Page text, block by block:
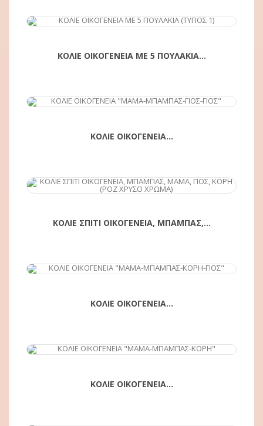
ΑΓΟΡΆ
ΚΟΛΙΕ ΟΙΚΟΓΕΝΕΙΑ ΜΕ 5 ΠΟΥΛΑΚΙΑ...
ΑΓΟΡΆ
ΚΟΛΙΕ ΟΙΚΟΓΕΝΕΙΑ...
ΑΓΟΡΆ
ΚΟΛΙΕ ΣΠΙΤΙ ΟΙΚΟΓΕΝΕΙΑ, ΜΠΑΜΠΑΣ,...
ΑΓΟΡΆ
ΚΟΛΙΕ ΟΙΚΟΓΕΝΕΙΑ...
ΑΓΟΡΆ
ΚΟΛΙΕ ΟΙΚΟΓΕΝΕΙΑ...